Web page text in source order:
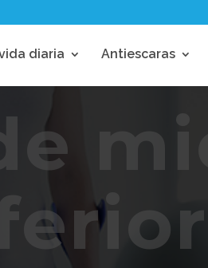
diaria Antiescaras
Búsqueda
productos